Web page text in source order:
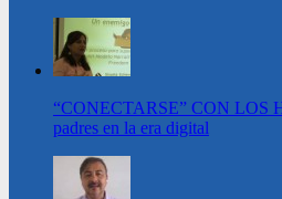
“CONECTARSE” CON LOS
padres en la era digital